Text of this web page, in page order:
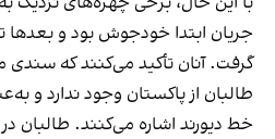
جریان ابتدا خودجوش بود و بعدها
گرفت. آنان تأکید می‌کنند که سندی
طالبان از پاکستان وجود ندارد و
خط دیورند اشاره می‌کنند. طالبان